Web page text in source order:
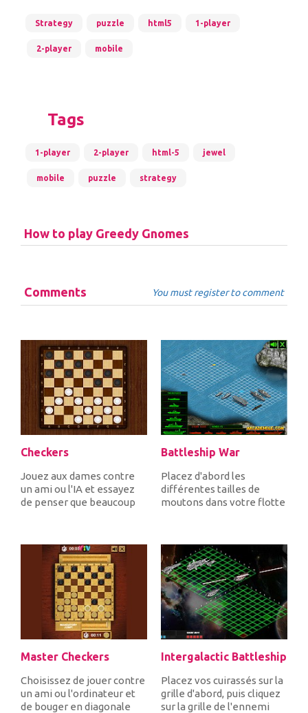
Strategy puzzle html5 1-player
2-player mobile
Tags
1-player 2-player html-5 jewel
mobile puzzle strategy
How to play Greedy Gnomes
Comments You must register to comment
Checkers
Jouez aux dames contre
un ami ou l'IA et essayez
de penser que beaucoup
Battleship War
Placez d'abord les
différentes tailles de
moutons dans votre flotte
Master Checkers
Choisissez de jouer contre
un ami ou l'ordinateur et
de bouger en diagonale
Intergalactic Battleship
Placez vos cuirassés sur la
grille d'abord, puis cliquez
sur la grille de l'ennemi